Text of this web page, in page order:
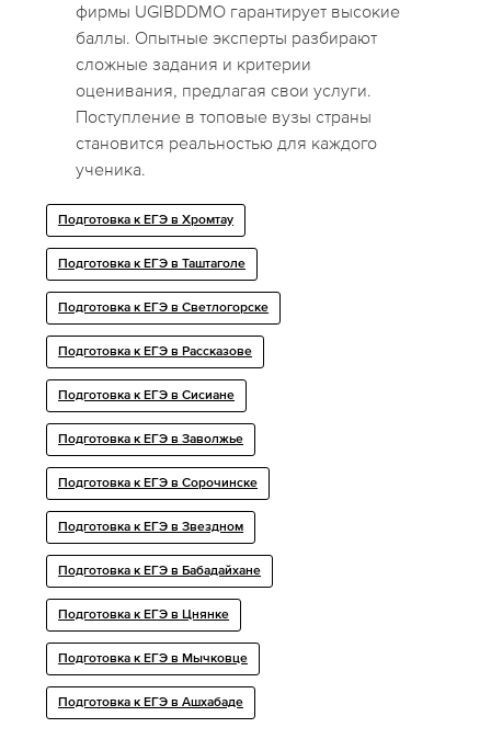
фирмы UGIBDDMO гарантирует высокие
баллы. Опытные эксперты разбирают
сложные задания и критерии
оценивания, предлагая свои услуги.
Поступление в топовые вузы страны
становится реальностью для каждого
ученика.
Подготовка к ЕГЭ в Хромтау
Подготовка к ЕГЭ в Таштаголе
Подготовка к ЕГЭ в Светлогорске
Подготовка к ЕГЭ в Рассказове
Подготовка к ЕГЭ в Сисиане
Подготовка к ЕГЭ в Заволжье
Подготовка к ЕГЭ в Сорочинске
Подготовка к ЕГЭ в Звездном
Подготовка к ЕГЭ в Бабадайхане
Подготовка к ЕГЭ в Цнянке
Подготовка к ЕГЭ в Мычковце
Подготовка к ЕГЭ в Ашхабаде